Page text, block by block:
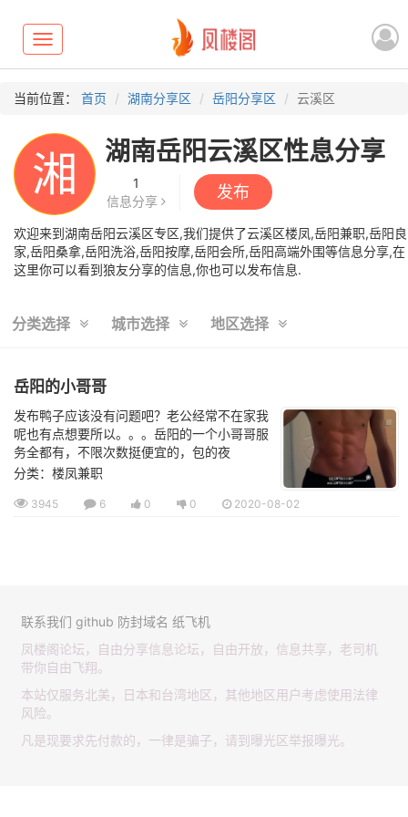
Toggle
navigation
当前位置： 首页 湖南分享区 岳阳分享区 云溪区
湘 湖南岳阳云溪区性息分享
1
信息分享
发布
欢迎来到湖南岳阳云溪区专区,我们提供了云溪区楼凤,岳阳兼职,岳阳良
家,岳阳桑拿,岳阳洗浴,岳阳按摩,岳阳会所,岳阳高端外围等信息分享,在
这里你可以看到狼友分享的信息,你也可以发布信息.
分类选择 城市选择 地区选择
岳阳的小哥哥
发布鸭子应该没有问题吧？老公经常不在家我
呢也有点想要所以。。。岳阳的一个小哥哥服
务全都有，不限次数挺便宜的，包的夜
分类：楼凤兼职
3945 6 0 0 2020-08-02
联系我们 github 防封域名 纸飞机
凤楼阁论坛，自由分享信息论坛，自由开放，信息共享，老司机
带你自由飞翔。
本站仅服务北美，日本和台湾地区，其他地区用户考虑使用法律
风险。
凡是现要求先付款的，一律是骗子，请到曝光区举报曝光。